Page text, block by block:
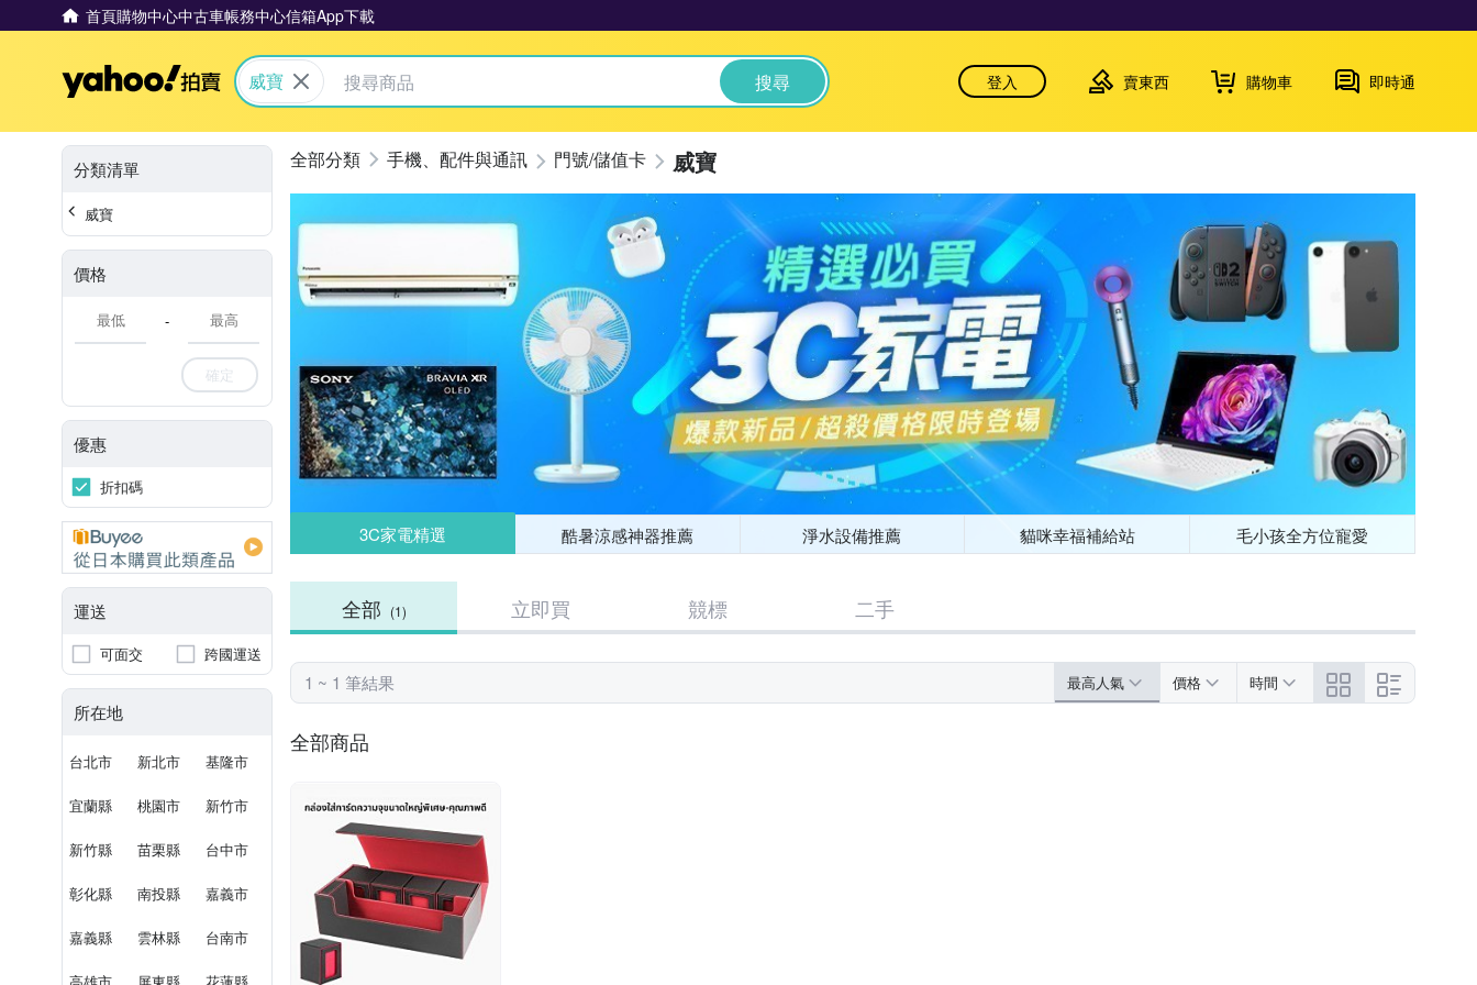
首頁購物中心中古車帳務中心信箱App下載
Yahoo拍賣
威寶 搜尋 登入 賣東西 購物車 即時通
分類清單
威寶
價格
-
確定
優惠
折扣碼
運送
可面交 跨國運送
所在地
台北市 新北市 基隆市
宜蘭縣 桃園市 新竹市
新竹縣 苗栗縣 台中市
彰化縣 南投縣 嘉義市
嘉義縣 雲林縣 台南市
手機、配件與通訊 門號/儲值卡 威寶
3C家電精選 酷暑涼感神器推薦 淨水設備推薦 貓咪幸福補給站 毛小孩全方位寵愛
全部 (1) 立即買 競標 二手
1 ~ 1 筆結果 最高人氣 價格 時間
全部商品